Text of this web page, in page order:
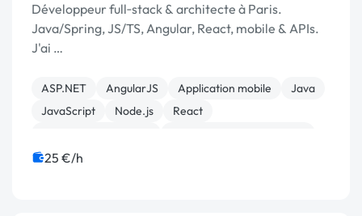
Développeur full‑stack & architecte à Paris.
Java/Spring, JS/TS, Angular, React, mobile & APIs.
J'ai …
ASP.NET AngularJS Application mobile
Java
JavaScript
Node.js
React
Web design
25 €/h